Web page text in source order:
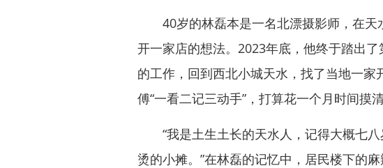
40岁的林磊本是一名北漂摄影师，在天
开一家店的想法。2023年底，他终于踏出
的工作，回到西北小城天水，找了当地一
傅“一看二记三动手”，打算花一个月时间摸清
“我是土生土长的天水人，记得大概七八
烫的小摊。”在林磊的记忆中，居民楼下的